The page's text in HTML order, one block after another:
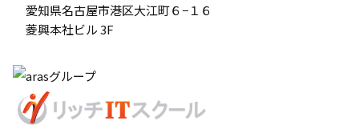
愛知県名古屋市港区大江町６−１６
菱興本社ビル 3F